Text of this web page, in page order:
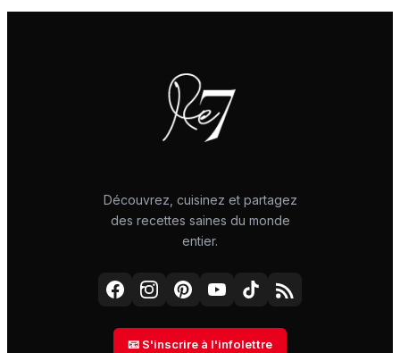
Découvrez, cuisinez et partagez
des recettes saines du monde
entier.
📧 S'inscrire à l'infolettre